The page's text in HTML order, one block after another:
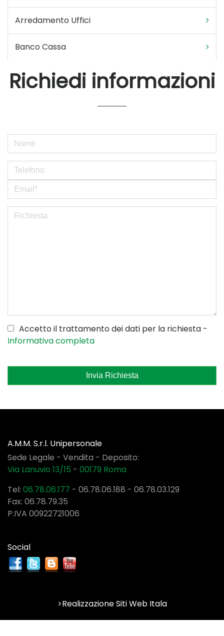
Arredamento Uffici
Banco Cassa
Richiedi informazioni
Accetto il trattamento dei dati per la richiesta -
Informativa completa
Invia Richiesta
A.M.M. S.r.l. Unipersonale
Sede Legale - Vendita - Deposito:
Via Lanuvio 13/15 - 00179 Roma
Tel: 06.78.06.177 - 06.78.06.188 - 06.78.03.129
Fax: 06.78.79.35
P.IVA 00922721006
Social
>Realizzazione Siti Web Itala